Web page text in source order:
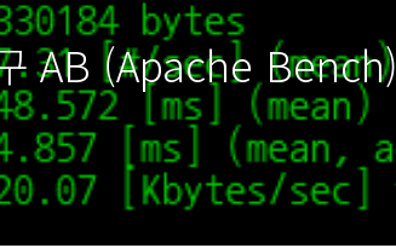
AB (Apache Bench)